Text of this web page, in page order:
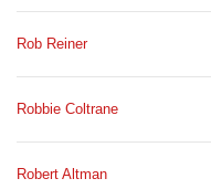
Rob Reiner
Robbie Coltrane
Robert Altman